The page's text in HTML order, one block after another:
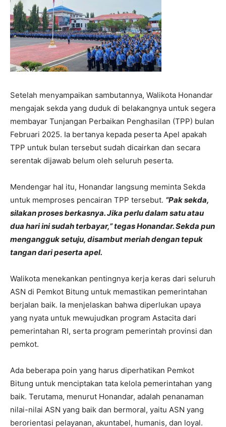
Setelah menyampaikan sambutannya, Walikota Honandar
mengajak sekda yang duduk di belakangnya untuk segera
membayar Tunjangan Perbaikan Penghasilan (TPP) bulan
Februari 2025. Ia bertanya kepada peserta Apel apakah
TPP untuk bulan tersebut sudah dicairkan dan secara
serentak dijawab belum oleh seluruh peserta.
Mendengar hal itu, Honandar langsung meminta Sekda
untuk memproses pencairan TPP tersebut. “Pak sekda,
silakan proses berkasnya. Jika perlu dalam satu atau
dua hari ini sudah terbayar,” tegas Honandar. Sekda pun
mengangguk setuju, disambut meriah dengan tepuk
tangan dari peserta apel.
Walikota menekankan pentingnya kerja keras dari seluruh
ASN di Pemkot Bitung untuk memastikan pemerintahan
berjalan baik. Ia menjelaskan bahwa diperlukan upaya
yang nyata untuk mewujudkan program Astacita dari
pemerintahan RI, serta program pemerintah provinsi dan
pemkot.
Ada beberapa poin yang harus diperhatikan Pemkot
Bitung untuk menciptakan tata kelola pemerintahan yang
baik. Terutama, menurut Honandar, adalah penanaman
nilai-nilai ASN yang baik dan bermoral, yaitu ASN yang
berorientasi pelayanan, akuntabel, humanis, dan loyal.